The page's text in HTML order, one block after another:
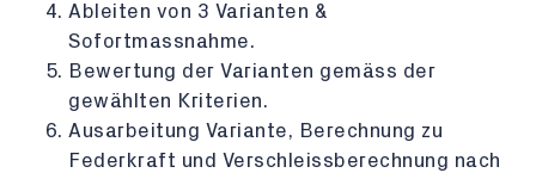
Ableiten von 3 Varianten &
Sofortmassnahme.
Bewertung der Varianten gemäss der
gewählten Kriterien.
Ausarbeitung Variante, Berechnung zu
Federkraft und Verschleissberechnung nach